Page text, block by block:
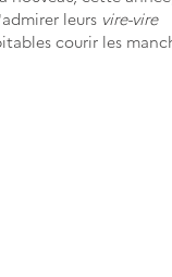
leurs vire-vire
courir les